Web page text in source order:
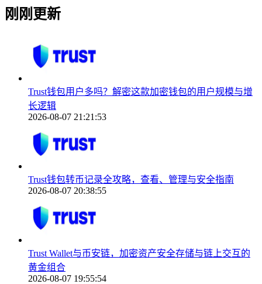
刚刚更新
Trust钱包用户多吗？解密这款加密钱包的用户规模与增
长逻辑
2026-08-07 21:21:53
Trust钱包转币记录全攻略，查看、管理与安全指南
2026-08-07 20:38:55
Trust Wallet与币安链，加密资产安全存储与链上交互的
黄金组合
2026-08-07 19:55:54